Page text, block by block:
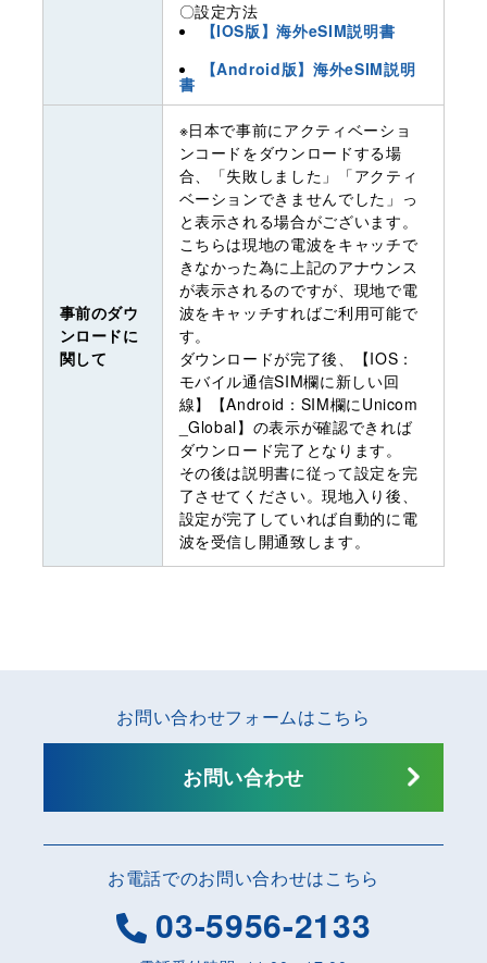
〇設定方法
【IOS版】海外eSIM説明書
【Android版】海外eSIM説明
書
事前のダウ
ンロードに
関して
※日本で事前にアクティベーショ
ンコードをダウンロードする場
合、「失敗しました」「アクティ
ベーションできませんでした」っ
と表示される場合がございます。
こちらは現地の電波をキャッチで
きなかった為に上記のアナウンス
が表示されるのですが、現地で電
波をキャッチすればご利用可能で
す。
ダウンロードが完了後、【IOS：
モバイル通信SIM欄に新しい回
線】【Android：SIM欄にUnicom
_Global】の表示が確認できれば
ダウンロード完了となります。
その後は説明書に従って設定を完
了させてください。現地入り後、
設定が完了していれば自動的に電
波を受信し開通致します。
お電話でのお問い合わせはこちら
03-5956-2133
お問い合わせフォームはこちら
お問い合わせ